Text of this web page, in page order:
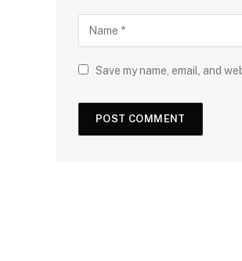
Save my name, email, and